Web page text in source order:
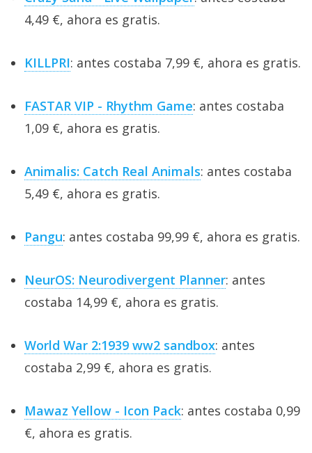
4,49 €, ahora es gratis.
KILLPRI: antes costaba 7,99 €, ahora es gratis.
FASTAR VIP - Rhythm Game: antes costaba
1,09 €, ahora es gratis.
Animalis: Catch Real Animals: antes costaba
5,49 €, ahora es gratis.
Pangu: antes costaba 99,99 €, ahora es gratis.
NeurOS: Neurodivergent Planner: antes
costaba 14,99 €, ahora es gratis.
World War 2:1939 ww2 sandbox: antes
costaba 2,99 €, ahora es gratis.
Mawaz Yellow - Icon Pack: antes costaba 0,99
€, ahora es gratis.